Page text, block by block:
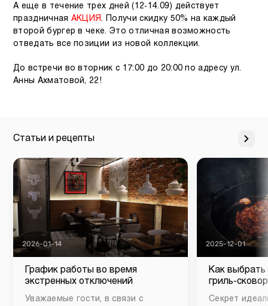
А еще в течение трех дней (12-14.09) действует
праздничная АКЦИЯ. Получи скидку 50% на каждый
второй бургер в чеке. Это отличная возможность
отведать все позиции из новой коллекции.
До встречи во вторник с 17:00 до 20:00 по адресу ул.
Анны Ахматовой, 22!
Статьи и рецепты
2026-01-14
График работы во время
экстренных отключений
Уважаемые гости, в связи с
2025-12-01
Как выбрать
гриль-
Секрет